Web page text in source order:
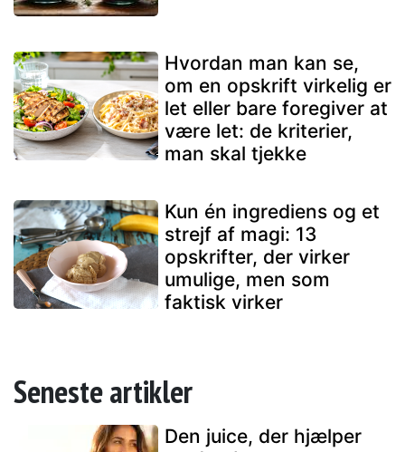
Hvordan man kan se,
om en opskrift virkelig er
let eller bare foregiver at
være let: de kriterier,
man skal tjekke
Kun én ingrediens og et
strejf af magi: 13
opskrifter, der virker
umulige, men som
faktisk virker
Seneste artikler
Den juice, der hjælper